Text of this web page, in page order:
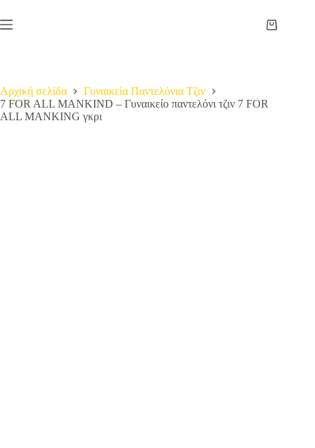
στο
περιεχόμενο
Καλάθι
Αρχική σελίδα
Γυναικεία Παντελόνια Τζιν
7 FOR ALL MANKIND – Γυναικείο παντελόνι τζιν 7 FOR
ALL MANKING γκρι